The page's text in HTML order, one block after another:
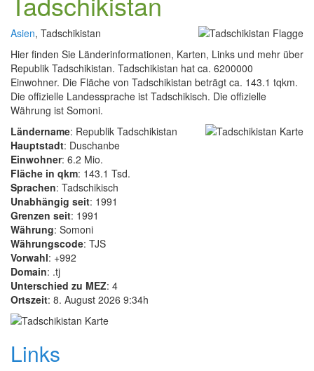
Asien, Tadschikistan
Hier finden Sie Länderinformationen, Karten, Links und mehr über
Republik Tadschikistan. Tadschikistan hat ca. 6200000
Einwohner. Die Fläche von Tadschikistan beträgt ca. 143.1 tqkm.
Die offizielle Landessprache ist Tadschikisch. Die offizielle
Währung ist Somoni.
Ländername: Republik Tadschikistan
Hauptstadt: Duschanbe
Einwohner: 6.2 Mio.
Fläche in qkm: 143.1 Tsd.
Sprachen: Tadschikisch
Unabhängig seit: 1991
Grenzen seit: 1991
Währung: Somoni
Währungscode: TJS
Vorwahl: +992
Domain: .tj
Unterschied zu MEZ: 4
Ortszeit: 8. August 2026 9:34h
Links